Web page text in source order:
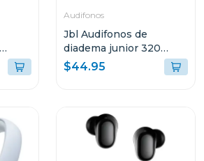
Audifonos
Jbl Audifonos de
diadema junior 320
inalámbricos bt verde
grnam
$44.95